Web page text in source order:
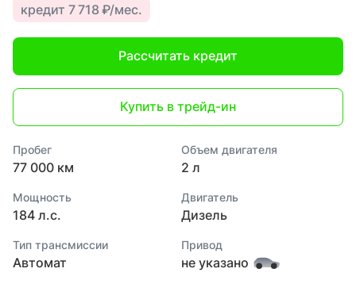
кредит 7 718 ₽/мес.
Рассчитать кредит
Купить в трейд-ин
Пробег
77 000 км
Объем двигателя
2 л
Мощность
184 л.с.
Двигатель
Дизель
Тип трансмиссии
Автомат
Привод
не указано